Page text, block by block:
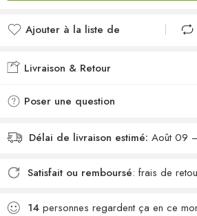
Ajouter à la liste de
Ajouté à la liste de
Livraison & Retour
Poser une question
Délai de livraison estimé: Août 09
Satisfait ou remboursé: frais de
14 personnes regardent ça en ce